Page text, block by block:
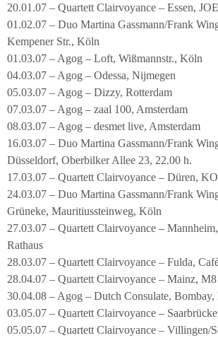
20.01.07 – Quartett Clairvoyance – Essen,
01.02.07 – Duo Martina Gassmann/Frank
Kempener Str., Köln
01.03.07 – Agog – Loft, Wißmannstr., Köln
04.03.07 – Agog – Odessa, Nijmegen
05.03.07 – Agog – Dizzy, Rotterdam
07.03.07 – Agog – zaal 100, Amsterdam
08.03.07 – Agog – desmet live, Amsterdam
16.03.07 – Duo Martina Gassmann/Frank
Düsseldorf, Oberbilker Allee 23, 22.00 h.
17.03.07 – Quartett Clairvoyance – Düren,
24.03.07 – Duo Martina Gassmann/Frank
Grüneke, Mauritiussteinweg, Köln
27.03.07 – Quartett Clairvoyance –
Rathaus
28.03.07 – Quartett Clairvoyance – Fulda,
28.04.07 – Quartett Clairvoyance – Mainz, M8
30.04.08 – Agog – Dutch Consulate, Bombay,
03.05.07 – Quartett Clairvoyance –
05.05.07 – Quartett Clairvoyance – Villingen/